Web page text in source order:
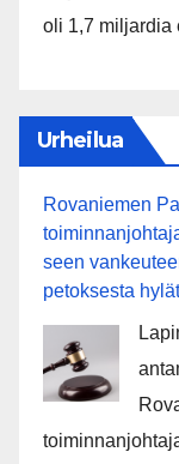
oli 1,7 miljardia
Urheilua
Rovaniemen
seen
pe­tok­ses­ta